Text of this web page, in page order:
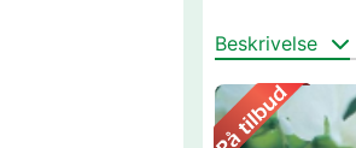
Beskrivelse